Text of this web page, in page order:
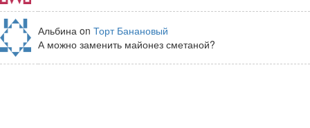
Альбина on Торт Банановый
А можно заменить майонез сметаной?